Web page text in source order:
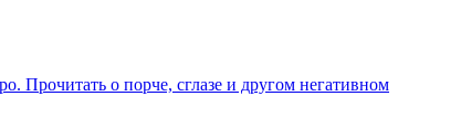
Прочитать о порче, сглазе и другом негативном